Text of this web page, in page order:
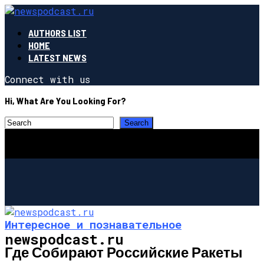
AUTHORS LIST
HOME
LATEST NEWS
Connect with us
Hi, What Are You Looking For?
newspodcast.ru
Интересное и познавательное
Где Собирают Российские Ракеты